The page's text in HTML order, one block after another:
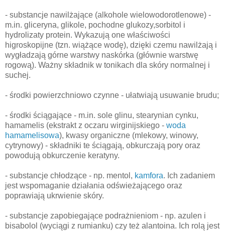
- substancje nawilżające (alkohole wielowodorotlenowe) -
m.in. gliceryna, glikole, pochodne glukozy,sorbitol i
hydrolizaty protein. Wykazują one właściwości
higroskopijne (tzn. wiążące wodę), dzięki czemu nawilżają i
wygładzają górne warstwy naskórka (głównie warstwę
rogową). Ważny składnik w tonikach dla skóry normalnej i
suchej.
- środki powierzchniowo czynne - ułatwiają usuwanie brudu;
- środki ściągające - m.in. sole glinu, stearynian cynku,
hamamelis (ekstrakt z oczaru wirginijskiego - woda
hamamelisowa), kwasy organiczne (mlekowy, winowy,
cytrynowy) - składniki te ściągają, obkurczają pory oraz
powodują obkurczenie keratyny.
- substancje chłodzące - np. mentol, kamfora. Ich zadaniem
jest wspomaganie działania odświeżającego oraz
poprawiają ukrwienie skóry.
- substancje zapobiegające podrażnieniom - np. azulen i
bisabolol (wyciągi z rumianku) czy też alantoina. Ich rolą jest